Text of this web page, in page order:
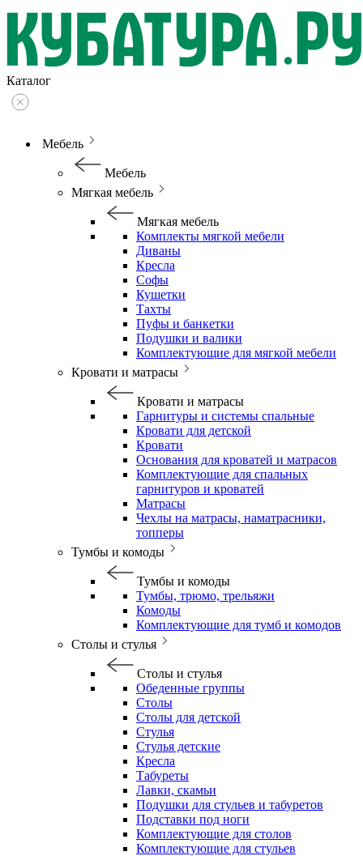
Каталог
Мебель
Мебель
Мягкая мебель
Мягкая мебель
Комплекты мягкой мебели
Диваны
Кресла
Софы
Кушетки
Тахты
Пуфы и банкетки
Подушки и валики
Комплектующие для мягкой мебели
Кровати и матрасы
Кровати и матрасы
Гарнитуры и системы спальные
Кровати для детской
Кровати
Основания для кроватей и матрасов
Комплектующие для спальных
гарнитуров и кроватей
Матрасы
Чехлы на матрасы, наматрасники,
топперы
Тумбы и комоды
Тумбы и комоды
Тумбы, трюмо, трельяжи
Комоды
Комплектующие для тумб и комодов
Столы и стулья
Столы и стулья
Обеденные группы
Столы
Столы для детской
Стулья
Стулья детские
Кресла
Табуреты
Лавки, скамьи
Подушки для стульев и табуретов
Подставки под ноги
Комплектующие для столов
Комплектующие для стульев